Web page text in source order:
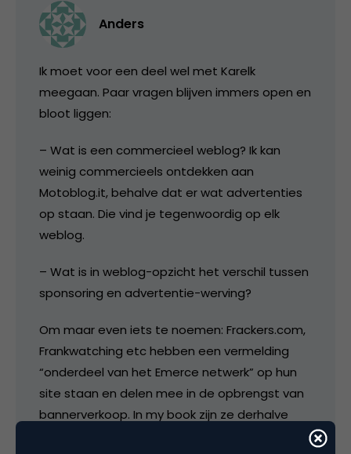
Anders
Ik moet voor een deel wel met Karelk
meegaan. Paar vragen blijven immers open en
bloot liggen:
– Wat is een commercieel weblog? Ik kan
weinig commercieels ontdekken aan
Motoblog.it, behalve dat er wat advertenties
op staan. Die vind je tegenwoordig op elk
weblog.
– Wat is in weblog-opzicht het verschil tussen
sponsoring en advertentie-werving?
Om maar even iets te noemen: Frackers.com,
Frankwatching etc hebben een vermelding
“onderdeel van het Emerce netwerk” op hun
site staan en delen mee in de opbrengst van
bannerverkoop. In my book zijn ze derhalve